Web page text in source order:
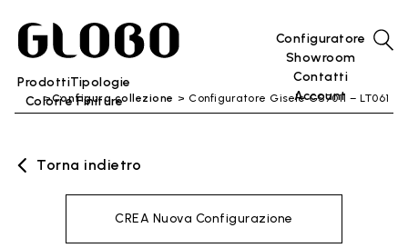
ProdottiTipologie
Colori e Finiture
Configuratore
Showroom
Contatti
Account
Configura collezione Configuratore Gisele GS7011 – LT061
Torna indietro
CREA Nuova Configurazione